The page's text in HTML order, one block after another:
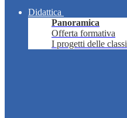
Didattica
Panoramica
Offerta formativa
I progetti delle classi